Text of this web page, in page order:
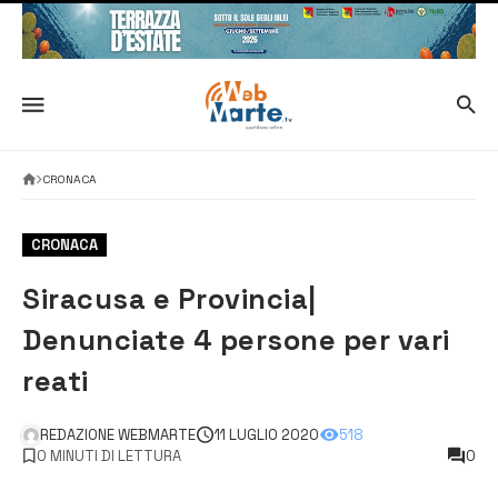
CRONACA
CRONACA
Siracusa e Provincia|
Denunciate 4 persone per vari
reati
REDAZIONE WEBMARTE 11 LUGLIO 2020
518
0 MINUTI DI LETTURA
0